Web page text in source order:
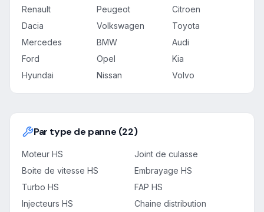
Renault Peugeot
Citroen
Dacia
Volkswagen
Toyota
Mercedes
BMW
Audi
Ford
Opel
Kia
Hyundai
Nissan Volvo
Par type de panne (22)
Moteur HS
Joint de culasse
Boite de vitesse HS
Embrayage HS
Turbo HS
FAP HS
Injecteurs HS
Chaine distribution